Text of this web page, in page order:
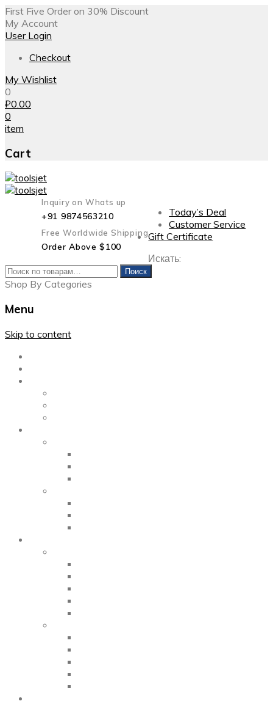
First Five Order on 30% Discount
My Account
User Login
Checkout
My Wishlist
0
₽0.00
0
item
Cart
Inquiry on Whats up
+91 9874563210
Free Worldwide Shipping
Order Above $100
Today’s Deal
Customer Service
Gift Certificate
Искать:
Поиск
Shop By Categories
Menu
Skip to content